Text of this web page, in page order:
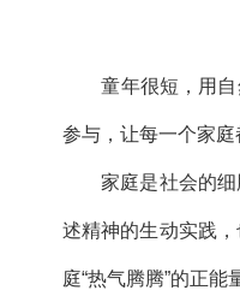
童年很短，用
参与，让每一个家庭
家庭是社会的
述精神的生动实践
庭“热气腾腾”的正能